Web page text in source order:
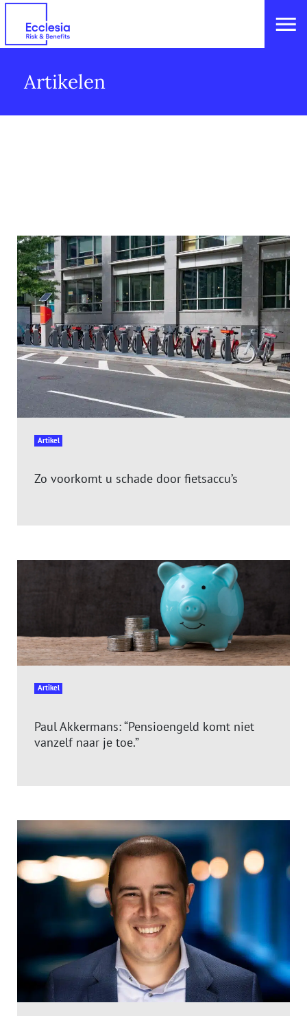
Artikelen
Artikel
Zo voorkomt u schade door fietsaccu’s
Artikel
Paul Akkermans: “Pensioengeld komt niet
vanzelf naar je toe.”